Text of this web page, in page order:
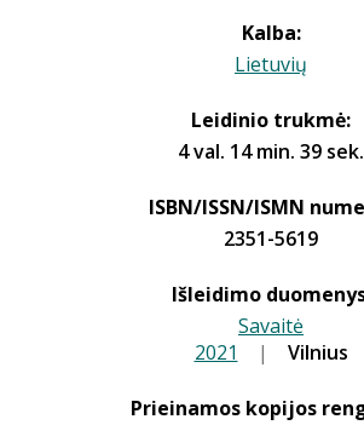
Kalba:
Lietuvių
Leidinio trukmė:
4 val. 14 min. 39 sek.
ISBN/ISSN/ISMN
2351-5619
Išleidimo
Savaitė
2021 | Vilnius
Prieinamos kopijos